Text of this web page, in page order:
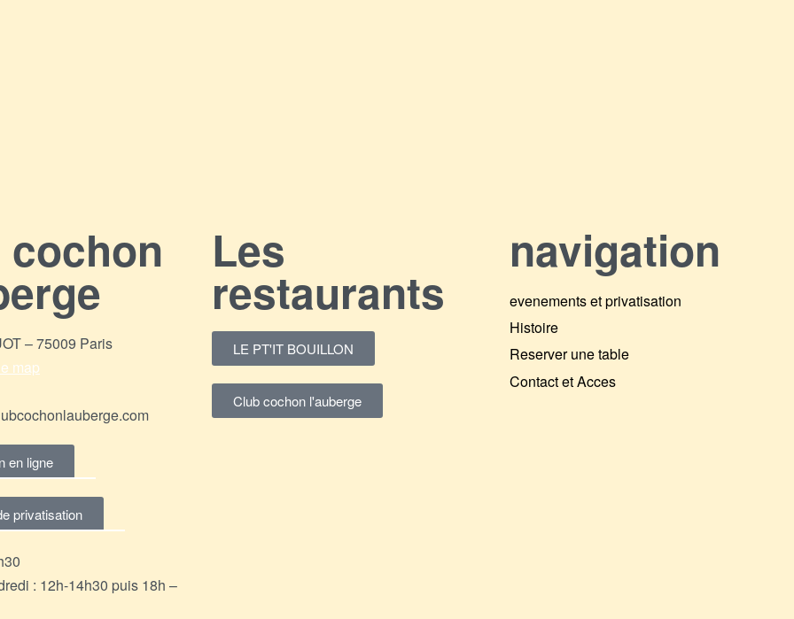
– 75009 Paris
map
en ligne
privatisation
: 12h-14h30 puis 18h –
Les
restaurants
LE PT'IT BOUILLON
Club cochon l'auberge
navigation
evenements et privatisation
Histoire
Reserver une table
Contact et Acces